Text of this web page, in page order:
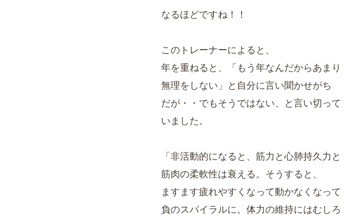
なるほどですね！！
このトレーナーによると、
年を重ねると、「もう年なんだからあまり
無理をしない」と自分に言い聞かせがち
だが・・でもそうではない、と言い切って
いました。
「非活動的になると、筋力と心肺持久力と
筋肉の柔軟性は衰える。そうすると、
ますます疲れやすくなって動かなくなって
負のスパイラルに。体力の維持にはむしろ